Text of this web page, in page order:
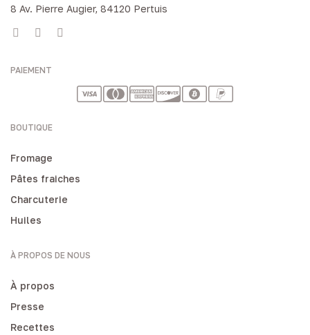
8 Av. Pierre Augier, 84120 Pertuis
PAIEMENT
BOUTIQUE
Fromage
Pâtes fraiches
Charcuterie
Huiles
À PROPOS DE NOUS
À propos
Presse
Recettes